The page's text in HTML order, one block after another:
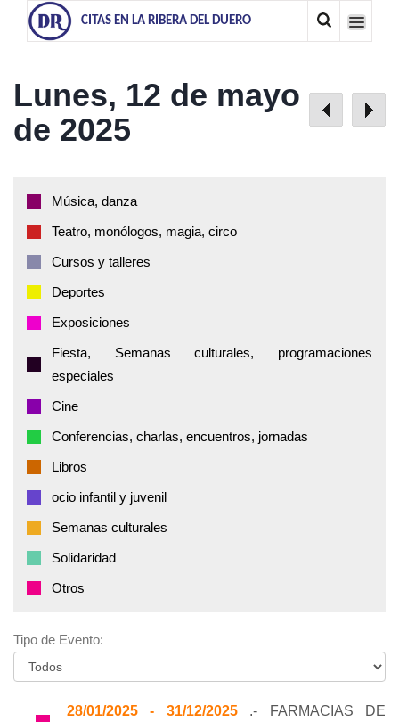
CITAS EN LA RIBERA DEL DUERO
Lunes, 12 de mayo
de 2025
Música, danza
Teatro, monólogos, magia, circo
Cursos y talleres
Deportes
Exposiciones
Fiesta, Semanas culturales, programaciones
especiales
Cine
Conferencias, charlas, encuentros, jornadas
Libros
ocio infantil y juvenil
Semanas culturales
Solidaridad
Otros
Tipo de Evento:
28/01/2025 - 31/12/2025.- FARMACIAS DE